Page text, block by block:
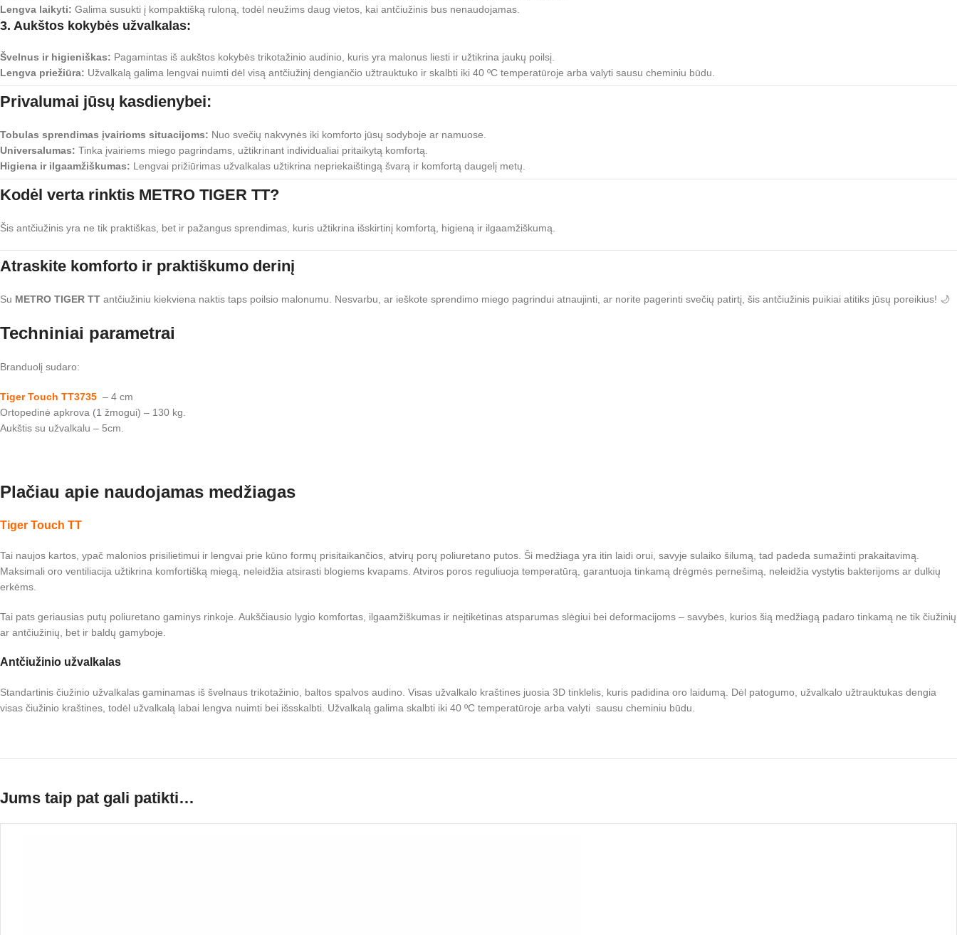
Lengva laikyti: Galima susukti į kompaktišką ruloną, todėl neužims daug vietos, kai antčiužinis bus nenaudojamas.
3. Aukštos kokybės užvalkalas:
Švelnus ir higieniškas: Pagamintas iš aukštos kokybės trikotažinio audinio, kuris yra malonus liesti ir užtikrina jaukų poilsį.
Lengva priežiūra: Užvalkalą galima lengvai nuimti dėl visą antčiužinį dengiančio užtrauktuko ir skalbti iki 40 ºC temperatūroje arba valyti sausu cheminiu būdu.
Privalumai jūsų kasdienybei:
Tobulas sprendimas įvairioms situacijoms: Nuo svečių nakvynės iki komforto jūsų sodyboje ar namuose.
Universalumas: Tinka įvairiems miego pagrindams, užtikrinant individualiai pritaikytą komfortą.
Higiena ir ilgaamžiškumas: Lengvai prižiūrimas užvalkalas užtikrina nepriekaištingą švarą ir komfortą daugelį metų.
Kodėl verta rinktis METRO TIGER TT?
Šis antčiužinis yra ne tik praktiškas, bet ir pažangus sprendimas, kuris užtikrina išskirtinį komfortą, higieną ir ilgaamžiškumą.
Atraskite komforto ir praktiškumo derinį
Su METRO TIGER TT antčiužiniu kiekviena naktis taps poilsio malonumu. Nesvarbu, ar ieškote sprendimo miego pagrindui atnaujinti, ar norite pagerinti svečių patirtį, šis antčiužinis puikiai atitiks jūsų poreikius! 🌙
Techniniai parametrai
Branduolį sudaro:
Tiger Touch TT3735 – 4 cm
Ortopedinė apkrova (1 žmogui) – 130 kg.
Aukštis su užvalkalu – 5cm.
Plačiau apie naudojamas medžiagas
Tiger Touch TT
Tai naujos kartos, ypač malonios prisilietimui ir lengvai prie kūno formų prisitaikančios, atvirų porų poliuretano putos. Ši medžiaga yra itin laidi orui, savyje sulaiko šilumą, tad padeda sumažinti prakaitavimą.
Maksimali oro ventiliacija užtikrina komfortišką miegą, neleidžia atsirasti blogiems kvapams. Atviros poros reguliuoja temperatūrą, garantuoja tinkamą drėgmės pernešimą, neleidžia vystytis bakterijoms ar dulkių
erkėms.
Tai pats geriausias putų poliuretano gaminys rinkoje. Aukščiausio lygio komfortas, ilgaamžiškumas ir neįtikėtinas atsparumas slėgiui bei deformacijoms – savybės, kurios šią medžiagą padaro tinkamą ne tik čiužinių
ar antčiužinių, bet ir baldų gamyboje.
Antčiužinio užvalkalas
Standartinis čiužinio užvalkalas gaminamas iš švelnaus trikotažinio, baltos spalvos audino. Visas užvalkalo kraštines juosia 3D tinklelis, kuris padidina oro laidumą. Dėl patogumo, užvalkalo užtrauktukas dengia
visas čiužinio kraštines, todėl užvalkalą labai lengva nuimti bei išsskalbti. Užvalkalą galima skalbti iki 40 ºC temperatūroje arba valyti sausu cheminiu būdu.
Jums taip pat gali patikti…